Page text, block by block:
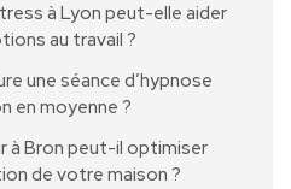
à Lyon peut-elle aider
au travail ?
une séance d’hypnose
en moyenne ?
à Bron peut-il optimiser
de votre maison ?